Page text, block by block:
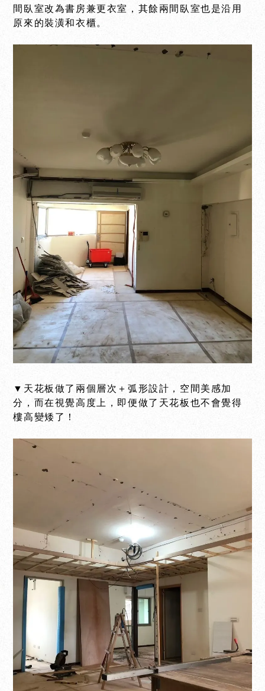
間臥室改為書房兼更衣室，其餘兩間臥室也是沿用
原來的裝潢和衣櫃。
▼天花板做了兩個層次＋弧形設計，空間美感加
分，而在視覺高度上，即便做了天花板也不會覺得
樓高變矮了！